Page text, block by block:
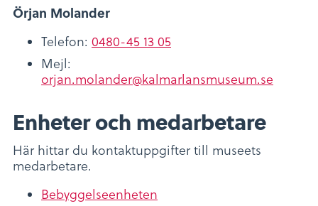
Örjan Molander
Telefon: 0480-45 13 05
Mejl:
orjan.molander@kalmarlansmuseum.se
Enheter och medarbetare
Här hittar du kontaktuppgifter till museets
medarbetare.
Bebyggelseenheten